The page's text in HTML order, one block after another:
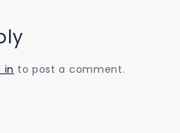
in to post a comment.